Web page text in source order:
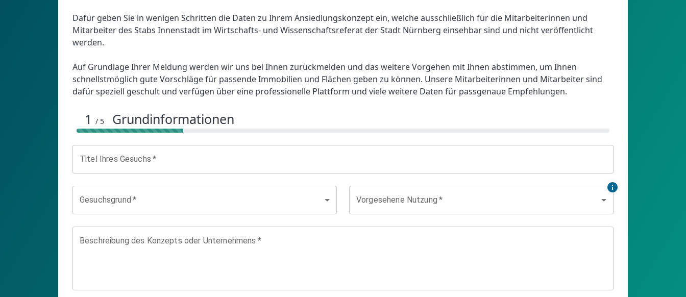
Dafür geben Sie in wenigen Schritten die Daten zu Ihrem Ansiedlungskonzept ein, welche ausschließlich für die Mitarbeiterinnen und
Mitarbeiter des Stabs Innenstadt im Wirtschafts- und Wissenschaftsreferat der Stadt Nürnberg einsehbar sind und nicht veröffentlicht
werden.
Auf Grundlage Ihrer Meldung werden wir uns bei Ihnen zurückmelden und das weitere Vorgehen mit Ihnen abstimmen, um Ihnen
schnellstmöglich gute Vorschläge für passende Immobilien und Flächen geben zu können. Unsere Mitarbeiterinnen und Mitarbeiter sind
dafür speziell geschult und verfügen über eine professionelle Plattform und viele weitere Daten für passgenaue Empfehlungen.
1 / 5 Grundinformationen
Titel Ihres Gesuchs *
Gesuchsgrund * Vorgesehene Nutzung *
info
Beschreibung des Konzepts oder Unternehmens *